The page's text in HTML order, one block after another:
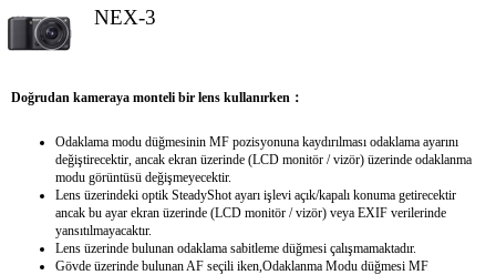
NEX-3
Doğrudan kameraya monteli bir lens kullanırken：
Odaklama modu düğmesinin MF pozisyonuna kaydırılması odaklama ayarını
değiştirecektir, ancak ekran üzerinde (LCD monitör / vizör) üzerinde odaklanma
modu görüntüsü değişmeyecektir.
Lens üzerindeki optik SteadyShot ayarı işlevi açık/kapalı konuma getirecektir
ancak bu ayar ekran üzerinde (LCD monitör / vizör) veya EXIF verilerinde
yansıtılmayacaktır.
Lens üzerinde bulunan odaklama sabitleme düğmesi çalışmamaktadır.
Gövde üzerinde bulunan AF seçili iken,Odaklanma Modu düğmesi MF